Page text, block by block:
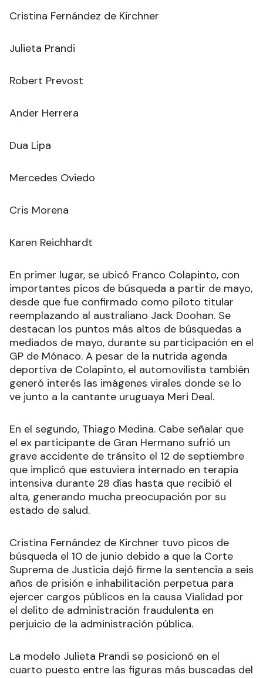
Cristina Fernández de Kirchner
Julieta Prandi
Robert Prevost
Ander Herrera
Dua Lipa
Mercedes Oviedo
Cris Morena
Karen Reichhardt
En primer lugar, se ubicó Franco Colapinto, con
importantes picos de búsqueda a partir de mayo,
desde que fue confirmado como piloto titular
reemplazando al australiano Jack Doohan. Se
destacan los puntos más altos de búsquedas a
mediados de mayo, durante su participación en el
GP de Mónaco. A pesar de la nutrida agenda
deportiva de Colapinto, el automovilista también
generó interés las imágenes virales donde se lo
ve junto a la cantante uruguaya Meri Deal.
En el segundo, Thiago Medina. Cabe señalar que
el ex participante de Gran Hermano sufrió un
grave accidente de tránsito el 12 de septiembre
que implicó que estuviera internado en terapia
intensiva durante 28 días hasta que recibió el
alta, generando mucha preocupación por su
estado de salud.
Cristina Fernández de Kirchner tuvo picos de
búsqueda el 10 de junio debido a que la Corte
Suprema de Justicia dejó firme la sentencia a seis
años de prisión e inhabilitación perpetua para
ejercer cargos públicos en la causa Vialidad por
el delito de administración fraudulenta en
perjuicio de la administración pública.
La modelo Julieta Prandi se posicionó en el
cuarto puesto entre las figuras más buscadas del